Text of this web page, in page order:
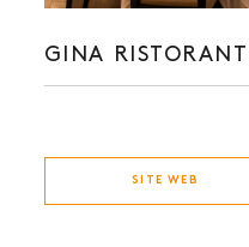
GINA
SITE WEB